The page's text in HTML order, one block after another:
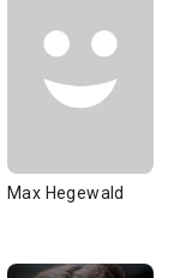
Max Hegewald